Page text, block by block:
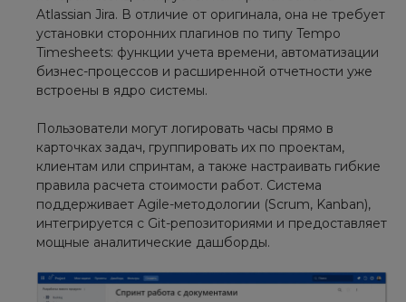
Atlassian Jira. В отличие от оригинала, она не требует
установки сторонних плагинов по типу Tempo
Timesheets: функции учета времени, автоматизации
бизнес-процессов и расширенной отчетности уже
встроены в ядро системы.
Пользователи могут логировать часы прямо в
карточках задач, группировать их по проектам,
клиентам или спринтам, а также настраивать гибкие
правила расчета стоимости работ. Система
поддерживает Agile-методологии (Scrum, Kanban),
интегрируется с Git-репозиториями и предоставляет
мощные аналитические дашборды.